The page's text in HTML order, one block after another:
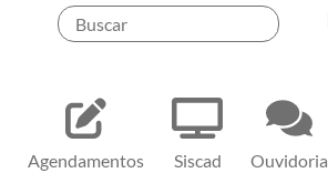
Agendamentos Siscad Ouvidoria